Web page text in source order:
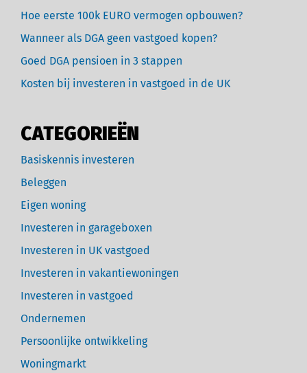
Hoe eerste 100k EURO vermogen opbouwen?
Wanneer als DGA geen vastgoed kopen?
Goed DGA pensioen in 3 stappen
Kosten bij investeren in vastgoed in de UK
CATEGORIEËN
Basiskennis investeren
Beleggen
Eigen woning
Investeren in garageboxen
Investeren in UK vastgoed
Investeren in vakantiewoningen
Investeren in vastgoed
Ondernemen
Persoonlijke ontwikkeling
Woningmarkt